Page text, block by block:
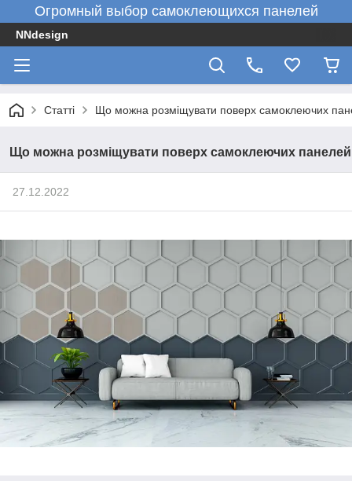
Огромный выбор самоклеющихся панелей
NNdesign
Статті Що можна розміщувати поверх самоклеючих
Що можна розміщувати поверх самоклеючих панелей
27.12.2022